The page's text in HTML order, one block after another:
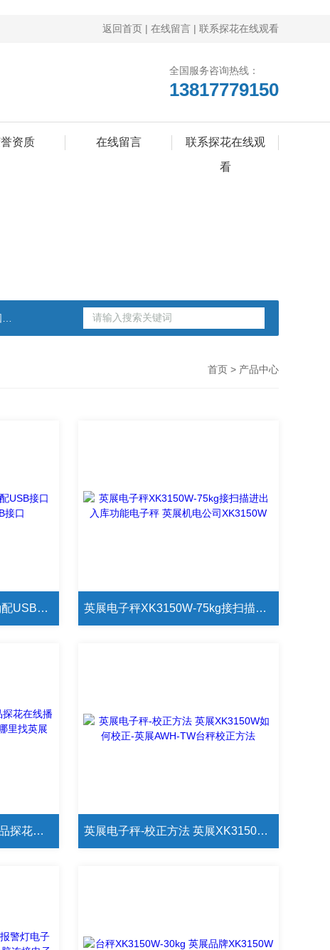
返回首页 | 在线留言 | 联系探花在线观看
全国服务咨询热线：
13817779150
资质 在线留言 联系探花在线观
看
首页 > 产品中心
英展电子秤XK3150W-75kg配USB接口电子秤 哪种电子秤有USB接口 英展电子秤XK3150W-75kg接扫描进出入库功能电子秤 英展机电公司XK3150W
上海英展XK3150C/75kg极品探花在线播放 英展XK3150C标定方法 在哪里找英展XK3150X校正 英展电子秤-校正方法 英展XK3150W如何校正-英展AWH-TW台秤校正方法